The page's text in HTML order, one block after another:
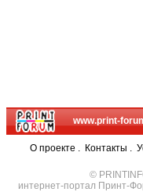
www.print-
О проекте . Контакты .
©
интернет-портал Принт-